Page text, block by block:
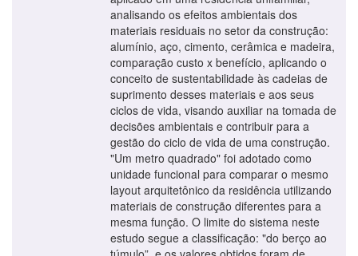
analisando os efeitos ambientais dos
materiais residuais no setor da construção:
alumínio, aço, cimento, cerâmica e madeira,
comparação custo x benefício, aplicando o
conceito de sustentabilidade às cadeias de
suprimento desses materiais e aos seus
ciclos de vida, visando auxiliar na tomada de
decisões ambientais e contribuir para a
gestão do ciclo de vida de uma construção.
"Um metro quadrado" foi adotado como
unidade funcional para comparar o mesmo
layout arquitetônico da residência utilizando
materiais de construção diferentes para a
mesma função. O limite do sistema neste
estudo segue a classificação: "do berço ao